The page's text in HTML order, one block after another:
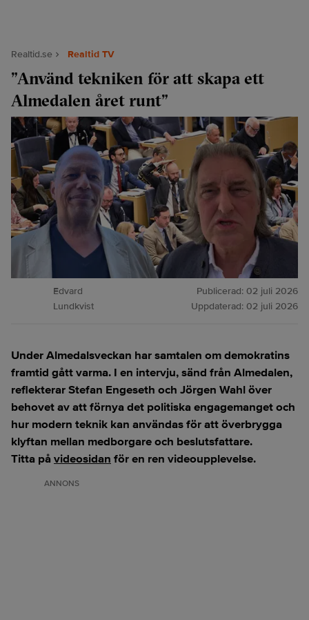
Realtid.se Realtid TV
”Använd tekniken för att skapa ett
Almedalen året runt”
Edvard
Lundkvist
Publicerad: 02 juli 2026
Uppdaterad: 02 juli 2026
Under Almedalsveckan har samtalen om demokratins
framtid gått varma. I en intervju, sänd från Almedalen,
reflekterar Stefan Engeseth och Jörgen Wahl över
behovet av att förnya det politiska engagemanget och
hur modern teknik kan användas för att överbrygga
klyftan mellan medborgare och beslutsfattare.
Titta på videosidan för en ren videoupplevelse.
ANNONS